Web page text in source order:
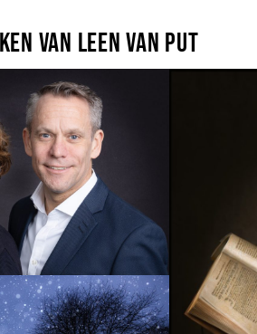
van Leen van Put